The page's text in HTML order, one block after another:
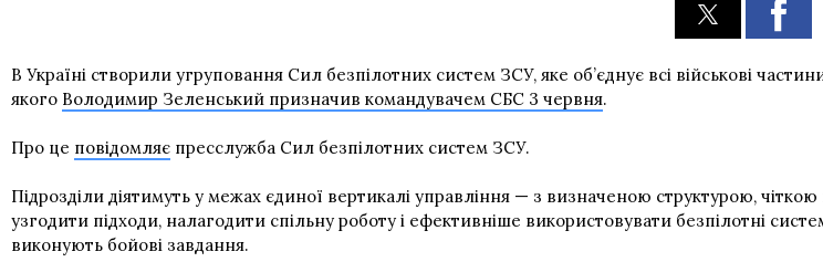
В Україні створили угруповання Сил безпілотних систем ЗСУ, яке об’єднує всі військові
якого Володимир Зеленський призначив командувачем СБС 3 червня.
Про це повідомляє пресслужба Сил безпілотних систем ЗСУ.
Підрозділи діятимуть у межах єдиної вертикалі управління — з визначеною структурою,
узгодити підходи, налагодити спільну роботу і ефективніше використовувати безпілотні
виконують бойові завдання.